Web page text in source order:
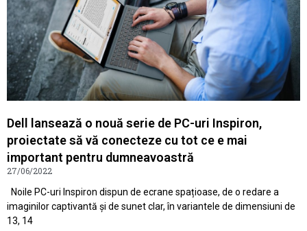
Dell lansează o nouă serie de PC-uri Inspiron,
proiectate să vă conecteze cu tot ce e mai
important pentru dumneavoastră
27/06/2022
Noile PC-uri Inspiron dispun de ecrane spațioase, de o redare a
imaginilor captivantă și de sunet clar, în variantele de dimensiuni de
13, 14